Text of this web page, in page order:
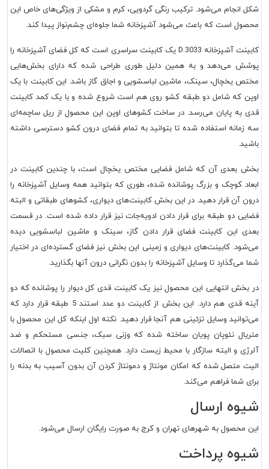
شکل انجام می‌شود. ترکیب رنگی گردویی، کرم و مشکی از ویژگی‌های خاص این
محصول است که باعث می‌شود آشپزخانه شما جلوه‌ای چشم‌نواز پیدا کند.
کابینت آشپزخانه D.3033 یک کابینت سراسری است که کل فضای آشپزخانه را
پوشش می‌دهد و به همین دلیل طوری طراحی شده که دارای بخش‌هایی
مختص یخچال، سینک، ماشین لباسشویی و اجاق گاز باشد. این کابینت با یک
اوپن که شامل دو طبقه کشو روی هم است شروع شده و با یک کمد کابینت
قدی به پایان می‌رسد. در ساخت کشوهای اوپن این محصول از ریل ساچمه‌ای
سه زمانه استفاده شده تا بتوانید به تمام فضای درون کشو دسترسی داشته
باشید.
بخش بعدی آن که شامل فضایی مختص یخچال است، با چندین کابینت در
ابعاد کوچک و بزرگ پوشانده شده، طوری که بتوانید همه وسایل آشپزخانه را
درون آن قرار دهید. در این بخش کابینت‌های دیواری، کشوهای طبقاتی و البته
فضایی دو طبقه برای قرار دادن ادویه‌جات نیز قرار داده شده است. در قسمت
بعدی این کابینت فضای قرار دادن گاز، سینک و ماشین لباسشویی دیده
می‌شود. کابینت‌های دیواری و زمینی این بخش نیز فضای گسترده‌ای در اختیار
شما می‌گذارد تا وسایل آشپزخانه را بدون نگرانی درون آنها بگذارید.
در بخش انتهایی این محصول نیز یک کابینت قدی کل دیوار را پوشانده که دو
آینه قدی هم دارد. این بخش از کابینت دو عدد استند 5 طبقه قرار دارد که
می‌توانید وسایل تزئینی هم آنجا قرار دهید. نکته اول اینکه کل این محصول با
متریال نئوپان پویان ساخته شده که وزنی سبک، جنسی مستحکم و ضد
آلرژی و البته سازگار با محیط زیست دارد. همچنین کلیت محصول با اتصالات
الیت متصل شده که امکان مونتاژ و دمونتاژ کردن آن بدون آسیب به بدنه را
برای شما فراهم می‌کند.
شیوه ارسال
این محصول به شهرهای تهران و کرج به صورت رایگان ارسال می‌شود.
شیوه پرداخت